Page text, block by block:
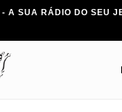
A SUA RÁDIO DO SEU